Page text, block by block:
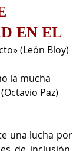
EN EL
(León Bloy)
la mucha
Paz)
una lucha por